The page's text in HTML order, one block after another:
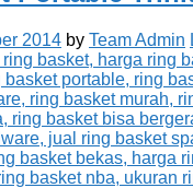
2014 by Team Admin